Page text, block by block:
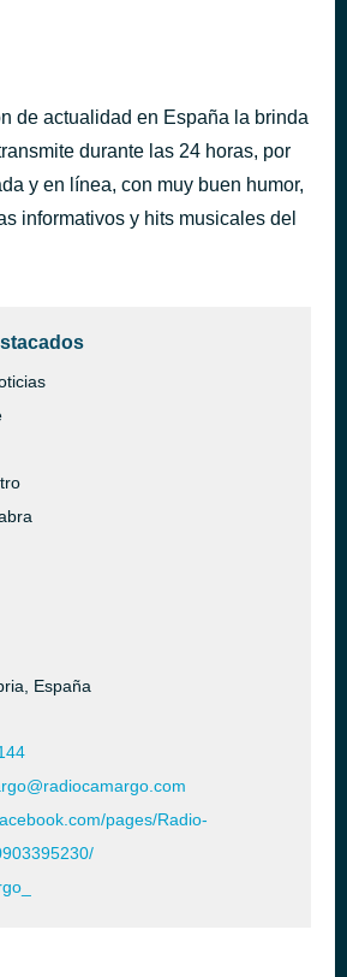
de actualidad en España la brinda
durante las 24 horas, por
y en línea, con muy buen humor,
informativos y hits musicales del
España
pages/Radio-